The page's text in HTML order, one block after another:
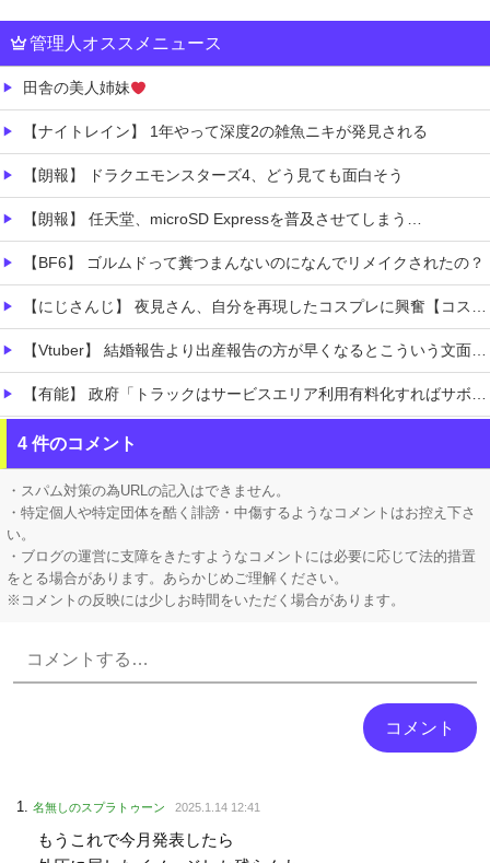
管理人オススメニュース
田舎の美人姉妹
【ナイトレイン】 1年やって深度2の雑魚ニキが発見される
【朗報】 ドラクエモンスターズ4、どう見ても面白そう
【朗報】 任天堂、microSD Expressを普及させてしまう…
【BF6】 ゴルムドって糞つまんないのになんでリメイクされたの？
【にじさんじ】 夜見さん、自分を再現したコスプレに興奮【コスサミ2026】
【Vtuber】 結婚報告より出産報告の方が早くなるとこういう文面になるんか
【有能】 政府「トラックはサービスエリア利用有料化すればサボらず走るし流問題解決じゃね？」
連れて行かれた
【コンゴ】 エボラ出血熱、感染3600人…過去最大の流行に
4 件のコメント
・スパム対策の為URLの記入はできません。
・特定個人や特定団体を酷く誹謗・中傷するようなコメントはお控え下さ
い。
・ブログの運営に支障をきたすようなコメントには必要に応じて法的措置
をとる場合があります。あらかじめご理解ください。
※コメントの反映には少しお時間をいただく場合があります。
名無しのスプラトゥーン 2025.1.14 12:41
もうこれで今月発表したら